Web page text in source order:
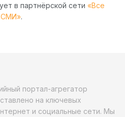
в партнёрской сети «Все
СМИ».
портал-агрегатор
на ключевых
и социальные сети. Мы